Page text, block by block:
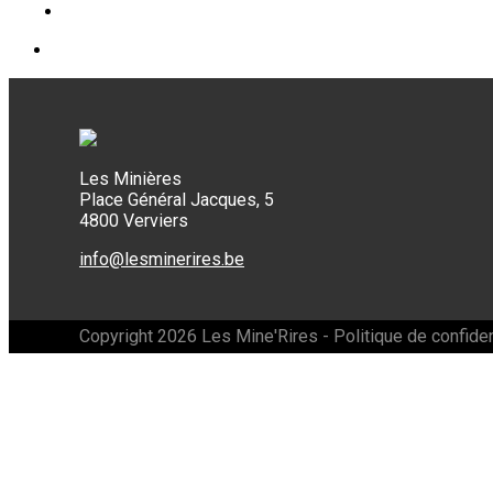
Les Minières
Place Général Jacques, 5
4800 Verviers
info@lesminerires.be
Copyright 2026 Les Mine'Rires - Politique de